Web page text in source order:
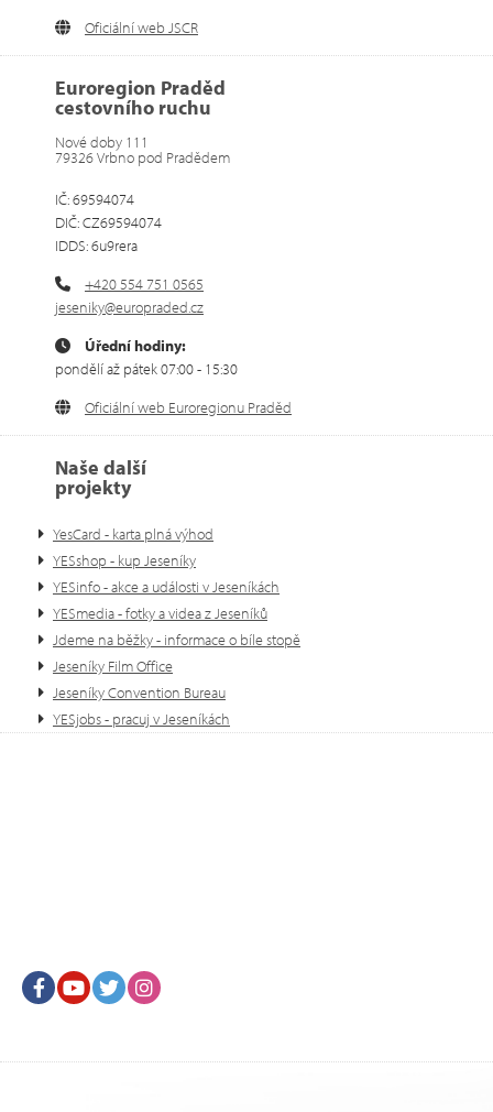
Oficiální web JSCR
Euroregion Praděd
cestovního ruchu
Nové doby 111
79326 Vrbno pod Pradědem
IČ: 69594074
DIČ: CZ69594074
IDDS: 6u9rera
+420 554 751 0565
jeseniky@europraded.cz
Úřední hodiny:
pondělí až pátek 07:00 - 15:30
Oficiální web Euroregionu Praděd
Naše další
projekty
YesCard - karta plná výhod
YESshop - kup Jeseníky
YESinfo - akce a události v Jeseníkách
YESmedia - fotky a videa z Jeseníků
Jdeme na běžky - informace o bíle stopě
Jeseníky Film Office
Jeseníky Convention Bureau
YESjobs - pracuj v Jeseníkách
FacebookYoutubeTwitter